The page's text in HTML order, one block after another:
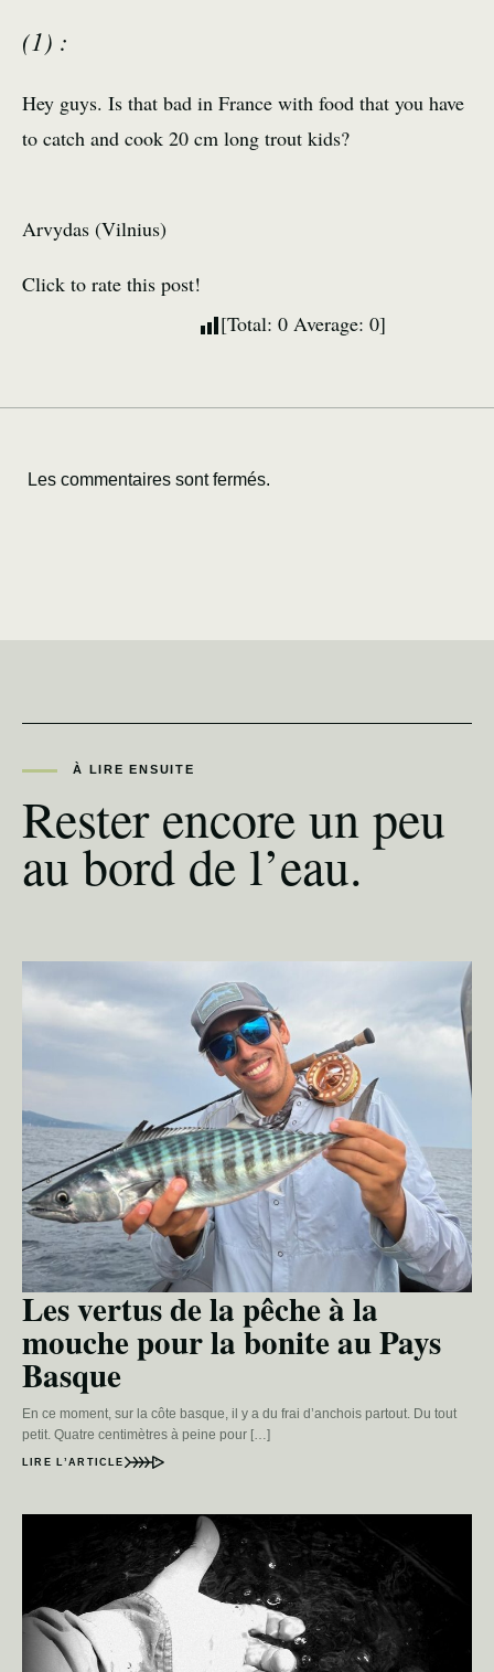
(1) :
Hey guys. Is that bad in France with food that you have
to catch and cook 20 cm long trout kids?
Arvydas (Vilnius)
Click to rate this post!
[Total: 0 Average: 0]
Les commentaires sont fermés.
À LIRE ENSUITE
Rester encore un peu
au bord de l’eau.
Les vertus de la pêche à la
mouche pour la bonite au Pays
Basque
En ce moment, sur la côte basque, il y a du frai d’anchois partout. Du tout
petit. Quatre centimètres à peine pour […]
LIRE L’ARTICLE